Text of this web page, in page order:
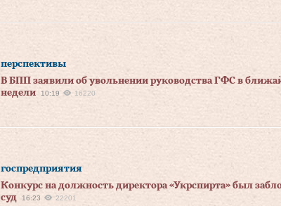
перспективы
В БПП заявили об увольнении руководства ГФС в
недели
10:19 16220
госпредприятия
Конкурс на должность директора «Укрспирта» был
суд
16:23 22201